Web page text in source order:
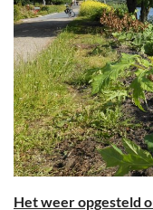
Het weer opgesteld